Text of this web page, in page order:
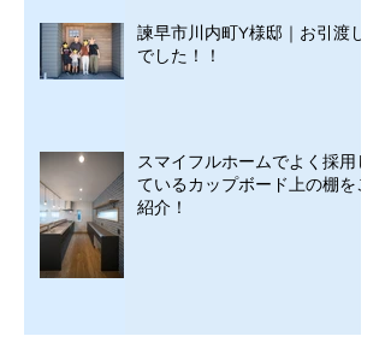
諫早市川内町Y様邸｜お引渡し
でした！！
スマイフルホームでよく採用し
ているカップボード上の棚をご
紹介！